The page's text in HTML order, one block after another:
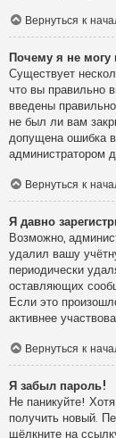
Вернуться к
Почему я не могу
Существует
что вы правильно
введены
не был ли вам
допущена ошибка
администратором
Вернуться к
Я давно
Возможно,
удалил вашу
периодически
оставляющих
Если это
активнее
Вернуться к
Я забыл пароль!
Не паникуйте!
получить новый.
щёлкните на